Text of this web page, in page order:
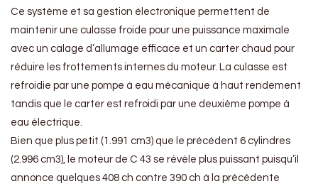
Ce système et sa gestion électronique permettent de
maintenir une culasse froide pour une puissance maximale
avec un calage d’allumage efficace et un carter chaud pour
réduire les frottements internes du moteur. La culasse est
refroidie par une pompe à eau mécanique à haut rendement
tandis que le carter est refroidi par une deuxième pompe à
eau électrique.
Bien que plus petit (1.991 cm3) que le précédent 6 cylindres
(2.996 cm3), le moteur de C 43 se révèle plus puissant puisqu’il
annonce quelques 408 ch contre 390 ch à la précédente